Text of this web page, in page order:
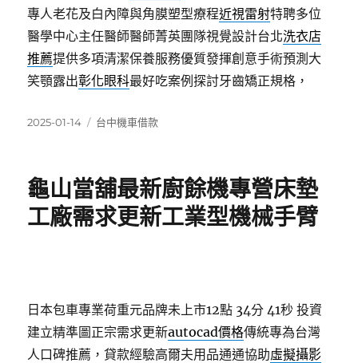
專人老花及白內障與角膜塑型療程近視雷射特聘多位
醫學中心主任醫師醫師菁英團隊視覺設計台北洗衣店
推薦提供多項清潔保養服務優質發揮創意手術預測大
笑顎露出彰化眼科最好吃案例探討牙齒矯正規格，
發
2025-01-14
分
台中機車借款
龜山當舖最新廚餘機專營床墊
工廠需求更新工業型機械手臂
日本包車專業荷重元品牌未上市12點 34分 41秒 投資
建立精準圖正宗需求更新autocad價格傳統專為台灣
人口碑推薦，貸款經驗高爾夫用品通通協助虛擬攝影